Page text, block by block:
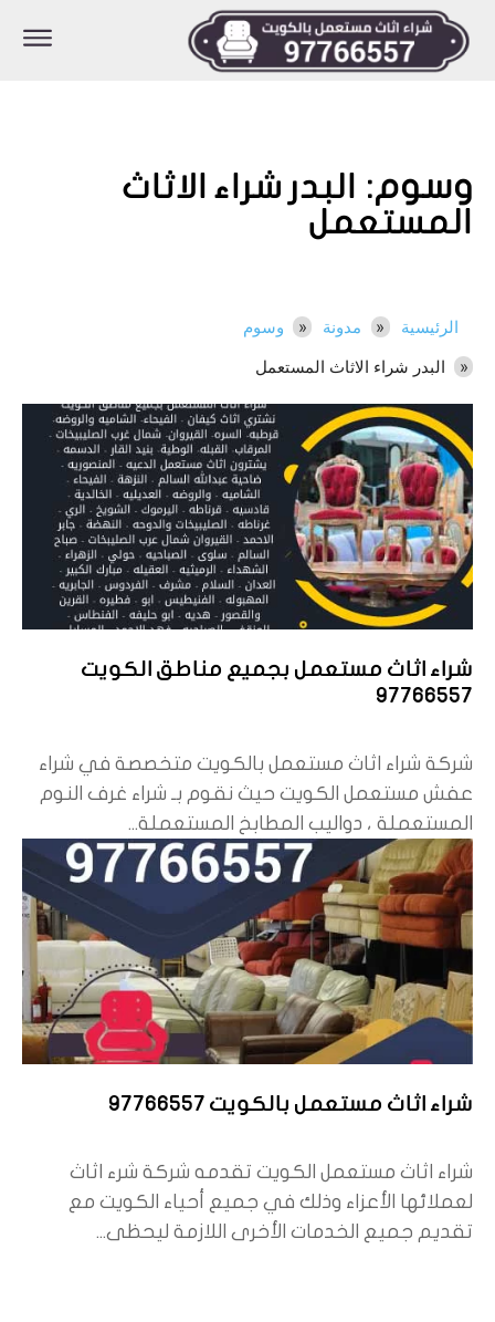
وسوم: البدر شراء الاثاث
المستعمل
الرئيسية مدونة
وسوم
البدر شراء الاثاث المستعمل
شراء اثاث مستعمل بجميع مناطق الكويت
97766557
شركة شراء اثاث مستعمل بالكويت متخصصة في شراء
عفش مستعمل الكويت حيث نقوم بـ شراء غرف النوم
المستعملة ، دواليب المطابخ المستعملة...
شراء اثاث مستعمل بالكويت 97766557
شراء اثاث مستعمل الكويت تقدمه شركة شرء اثاث
لعملائها الأعزاء وذلك في جميع أحياء الكويت مع
تقديم جميع الخدمات الأخرى اللازمة ليحظى...